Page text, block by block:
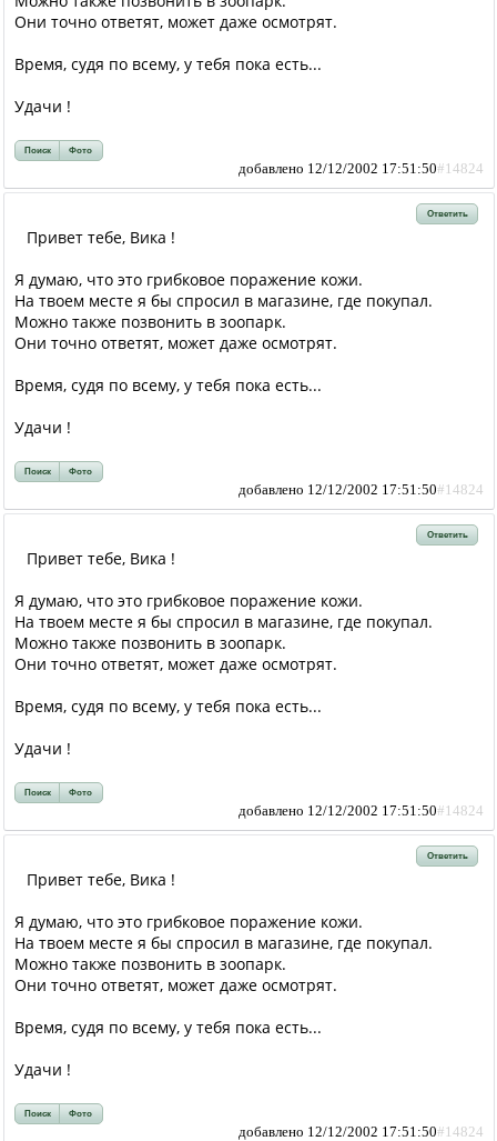
Они точно ответят, может даже осмотрят.
Время, судя по всему, у тебя пока есть...
Удачи !
Поиск Фото
добавлено 12/12/2002 17:51:50#14824
Ответить
Привет тебе, Вика !
Я думаю, что это грибковое поражение кожи.
На твоем месте я бы спросил в магазине, где покупал.
Можно также позвонить в зоопарк.
Они точно ответят, может даже осмотрят.
Время, судя по всему, у тебя пока есть...
Удачи !
Поиск Фото
добавлено 12/12/2002 17:51:50#14824
Ответить
Привет тебе, Вика !
Я думаю, что это грибковое поражение кожи.
На твоем месте я бы спросил в магазине, где покупал.
Можно также позвонить в зоопарк.
Они точно ответят, может даже осмотрят.
Время, судя по всему, у тебя пока есть...
Удачи !
Поиск Фото
добавлено 12/12/2002 17:51:50#14824
Ответить
Привет тебе, Вика !
Я думаю, что это грибковое поражение кожи.
На твоем месте я бы спросил в магазине, где покупал.
Можно также позвонить в зоопарк.
Они точно ответят, может даже осмотрят.
Время, судя по всему, у тебя пока есть...
Удачи !
Поиск Фото
добавлено 12/12/2002 17:51:50#14824